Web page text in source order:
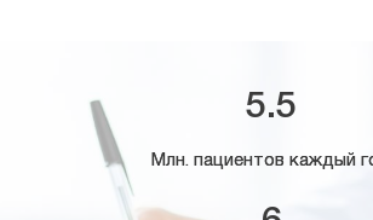
5.5
Млн. пациентов каждый